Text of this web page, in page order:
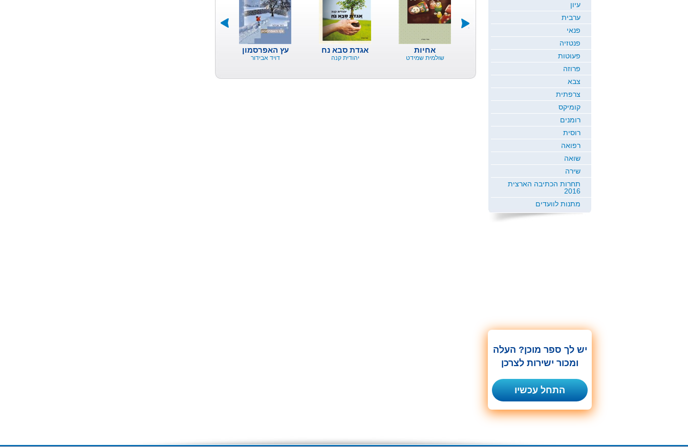
עץ האפרסמון
דויד אבידור
אגדת סבא נח
יהודית קנה
אחיות
שולמית שמידט
אמא ברחה
במדרגות
החיים
דני ריטמן
עיון
ערבית
פנאי
פנטזיה
פעוטות
פרוזה
צבא
צרפתית
קומיקס
רומנים
רוסית
רפואה
שואה
שירה
תחרות הכתיבה הארצית
2016
מתנות לוועדים
יש לך ספר מוכן? העלה
ומכור ישירות לצרכן
התחל עכשיו